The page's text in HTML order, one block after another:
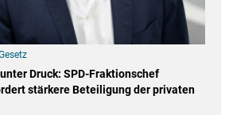
Druck: SPD-Fraktionschef
stärkere Beteiligung der privaten